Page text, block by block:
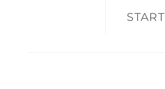
START